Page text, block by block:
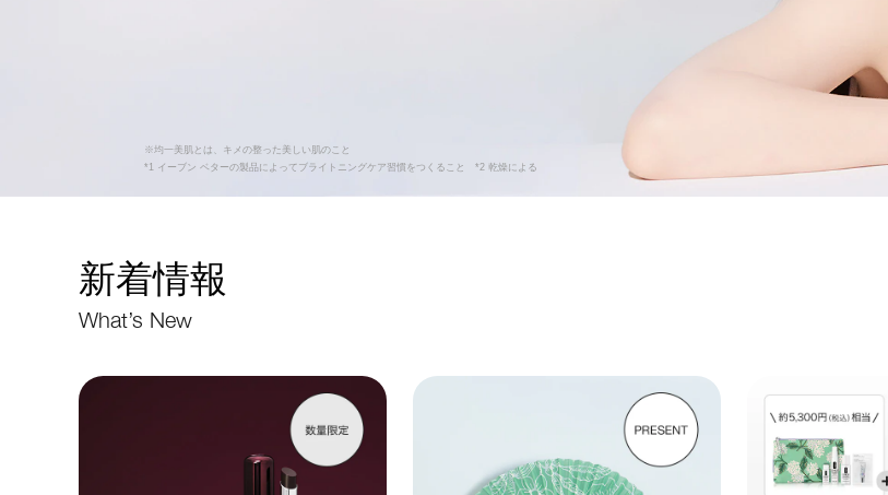
※均一美肌とは、キメの整った美しい肌のこと
*1 イーブン ベターの製品によってブライトニングケア習慣をつくること *2 乾燥による
新着情報
What’s New